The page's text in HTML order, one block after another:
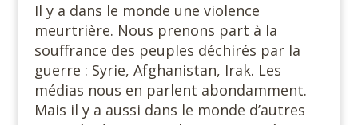
Il y a dans le monde une violence
meurtrière. Nous prenons part à la
souffrance des peuples déchirés par la
guerre : Syrie, Afghanistan, Irak. Les
médias nous en parlent abondamment.
Mais il y a aussi dans le monde d’autres